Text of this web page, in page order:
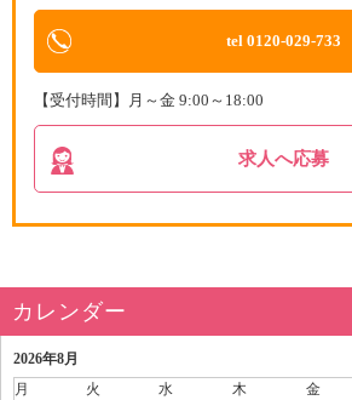
tel 0120-029-733
【受付時間】月～金 9:00～18:00
求人へ応募
カレンダー
2026年8月
月
火 水 木 金